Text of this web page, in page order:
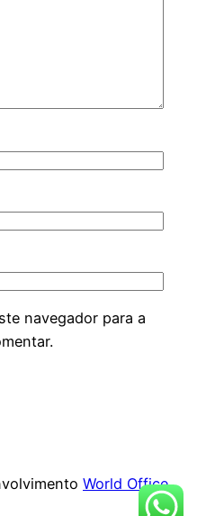
navegador para a
World Office